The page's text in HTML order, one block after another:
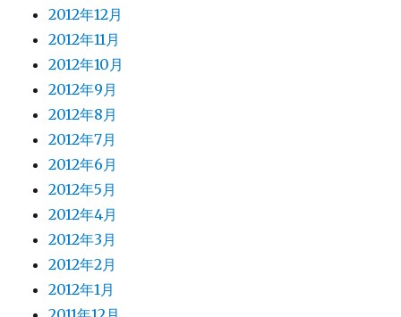
2012年12月
2012年11月
2012年10月
2012年9月
2012年8月
2012年7月
2012年6月
2012年5月
2012年4月
2012年3月
2012年2月
2012年1月